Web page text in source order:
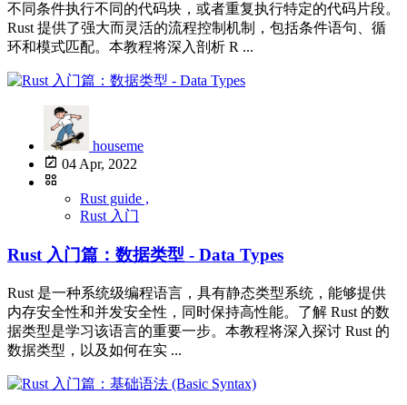
不同条件执行不同的代码块，或者重复执行特定的代码片段。
Rust 提供了强大而灵活的流程控制机制，包括条件语句、循
环和模式匹配。本教程将深入剖析 R ...
houseme
04 Apr, 2022
Rust guide ,
Rust 入门
Rust 入门篇：数据类型 - Data Types
Rust 是一种系统级编程语言，具有静态类型系统，能够提供
内存安全性和并发安全性，同时保持高性能。了解 Rust 的数
据类型是学习该语言的重要一步。本教程将深入探讨 Rust 的
数据类型，以及如何在实 ...